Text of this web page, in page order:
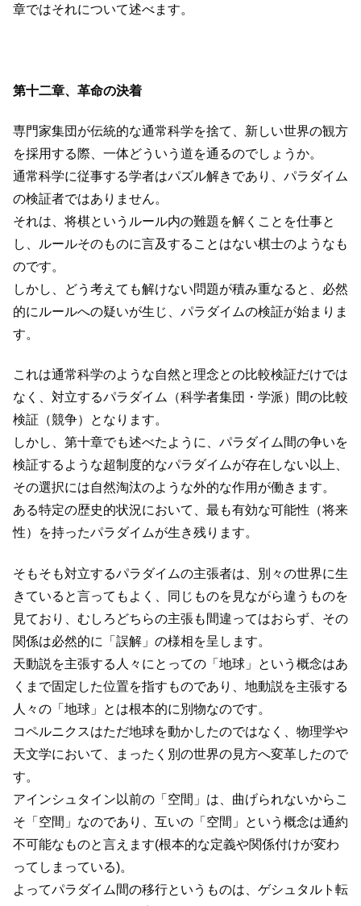
章ではそれについて述べます。
第十二章、革命の決着
専門家集団が伝統的な通常科学を捨て、新しい世界の観方
を採用する際、一体どういう道を通るのでしょうか。
通常科学に従事する学者はパズル解きであり、パラダイム
の検証者ではありません。
それは、将棋というルール内の難題を解くことを仕事と
し、ルールそのものに言及することはない棋士のようなも
のです。
しかし、どう考えても解けない問題が積み重なると、必然
的にルールへの疑いが生じ、パラダイムの検証が始まりま
す。
これは通常科学のような自然と理念との比較検証だけでは
なく、対立するパラダイム（科学者集団・学派）間の比較
検証（競争）となります。
しかし、第十章でも述べたように、パラダイム間の争いを
検証するような超制度的なパラダイムが存在しない以上、
その選択には自然淘汰のような外的な作用が働きます。
ある特定の歴史的状況において、最も有効な可能性（将来
性）を持ったパラダイムが生き残ります。
そもそも対立するパラダイムの主張者は、別々の世界に生
きていると言ってもよく、同じものを見ながら違うものを
見ており、むしろどちらの主張も間違ってはおらず、その
関係は必然的に「誤解」の様相を呈します。
天動説を主張する人々にとっての「地球」という概念はあ
くまで固定した位置を指すものであり、地動説を主張する
人々の「地球」とは根本的に別物なのです。
コペルニクスはただ地球を動かしたのではなく、物理学や
天文学において、まったく別の世界の見方へ変革したので
す。
アインシュタイン以前の「空間」は、曲げられないからこ
そ「空間」なのであり、互いの「空間」という概念は通約
不可能なものと言えます(根本的な定義や関係付けが変わ
ってしまっている)。
よってパラダイム間の移行というものは、ゲシュタルト転